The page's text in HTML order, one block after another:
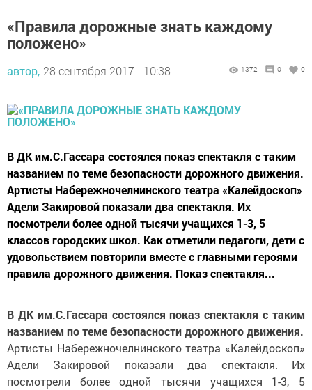
«Правила дорожные знать каждому
положено»
автор, 28 сентября 2017 - 10:38 1372 0 0
В ДК им.С.Гассара состоялся показ спектакля с таким
названием по теме безопасности дорожного движения.
Артисты Набережночелнинского театра «Калейдоскоп»
Адели Закировой показали два спектакля. Их
посмотрели более одной тысячи учащихся 1-3, 5
классов городских школ. Как отметили педагоги, дети с
удовольствием повторили вместе с главными героями
правила дорожного движения. Показ спектакля...
В ДК им.С.Гассара состоялся показ спектакля с таким
названием по теме безопасности дорожного движения.
Артисты Набережночелнинского театра «Калейдоскоп»
Адели Закировой показали два спектакля. Их
посмотрели более одной тысячи учащихся 1-3, 5